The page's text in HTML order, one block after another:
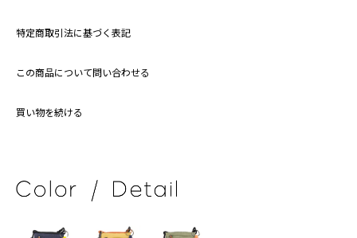
特定商取引法に基づく表記
この商品について問い合わせる
買い物を続ける